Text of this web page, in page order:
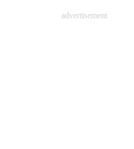
導入・活用を支援advertisement